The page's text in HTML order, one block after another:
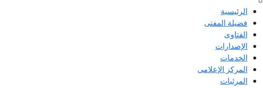
الرئيسية
فضيلة المفتى
الفتاوى
الإصدارات
الخدمات
المركز الإعلامى
المرئيات